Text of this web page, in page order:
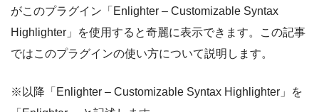
がこのプラグイン「Enlighter – Customizable Syntax
Highlighter」を使用すると奇麗に表示できます。この記事
ではこのプラグインの使い方について説明します。
※以降「Enlighter – Customizable Syntax Highlighter」を